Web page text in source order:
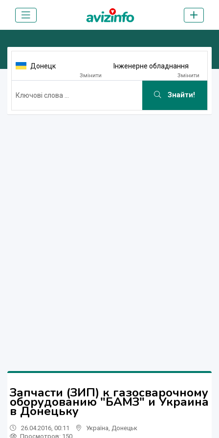
Донецк
Змінити
Інженерне обладнання
Змінити
Знайти!
Запчасти (ЗИП) к газосварочному
оборудованию "БАМЗ" и Украина
в Донецьку
26.04.2016, 00:11 Україна Донецьк
Просмотров: 150